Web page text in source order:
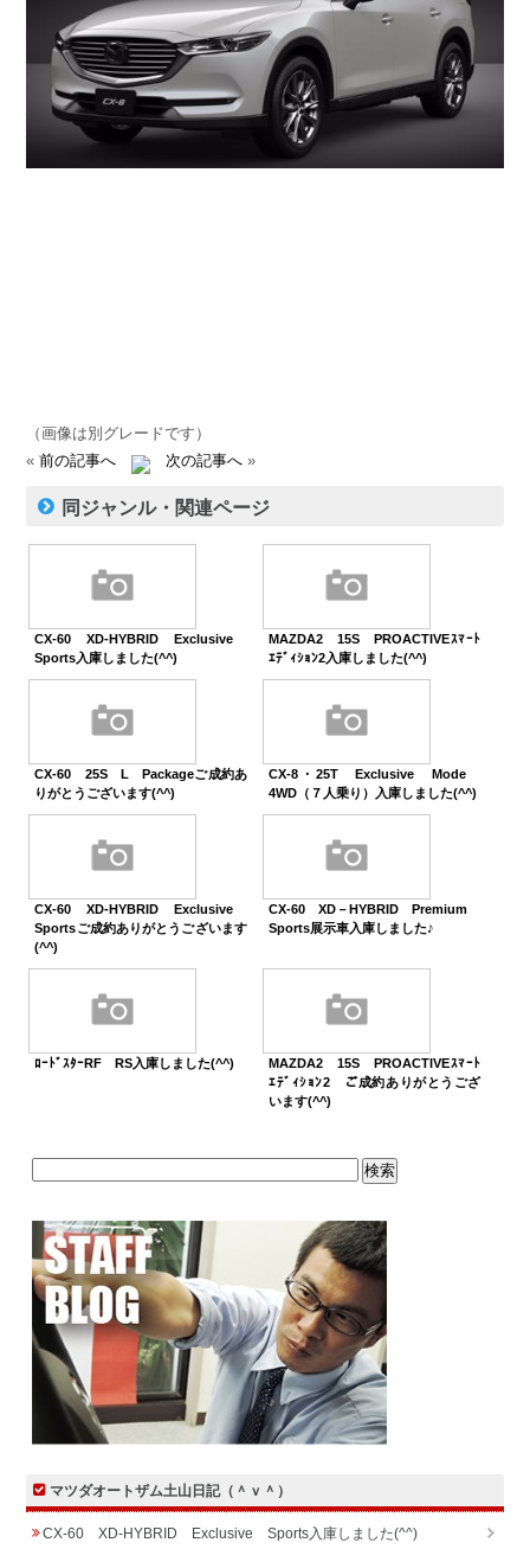
（画像は別グレードです）
«前の記事へ 次の記事へ »
同ジャンル・関連ページ
CX-60 XD-HYBRID Exclusive
Sports入庫しました(^^)
MAZDA2 15S PROACTIVEｽﾏｰﾄ
ｴﾃﾞｨｼｮﾝ2入庫しました(^^)
CX-60 25S L Packageご成約あ
りがとうございます(^^)
CX-8・25T Exclusive Mode
4WD（７人乗り）入庫しました(^^)
CX-60 XD-HYBRID Exclusive
Sportsご成約ありがとうございます
(^^)
CX-60 XD－HYBRID Premium
Sports展示車入庫しました♪
ﾛｰﾄﾞｽﾀｰRF RS入庫しました(^^)
MAZDA2 15S PROACTIVEｽﾏｰﾄ
ｴﾃﾞｨｼｮﾝ2 ご成約ありがとうござ
います(^^)
マツダオートザム土山日記（＾ｖ＾）
CX-60 XD-HYBRID Exclusive Sports入庫しました(^^)